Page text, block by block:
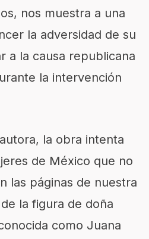
nos muestra a una
la adversidad de su
a la causa republicana
la intervención
la obra intenta
de México que no
las páginas de nuestra
la figura de doña
como Juana